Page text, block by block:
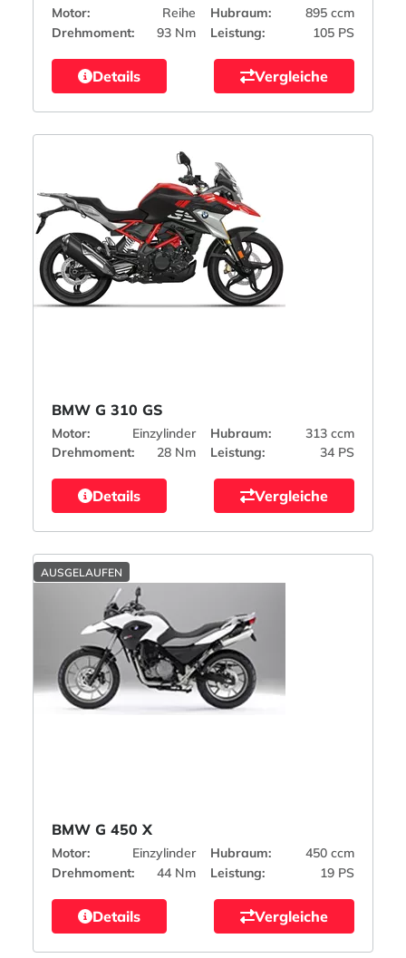
Motor: Reihe Hubraum:
895 ccm
Drehmoment:
93 Nm Leistung: 105 PS
Details Vergleiche
BMW G 310 GS
Motor: Einzylinder Hubraum:
313 ccm
Drehmoment:
28 Nm Leistung: 34 PS
Details Vergleiche
AUSGELAUFEN
BMW G 450 X
Motor: Einzylinder Hubraum:
450 ccm
Drehmoment:
44 Nm Leistung: 19 PS
Details Vergleiche